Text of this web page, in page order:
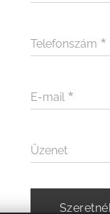
Telefonszám
E-mail
Üzenet